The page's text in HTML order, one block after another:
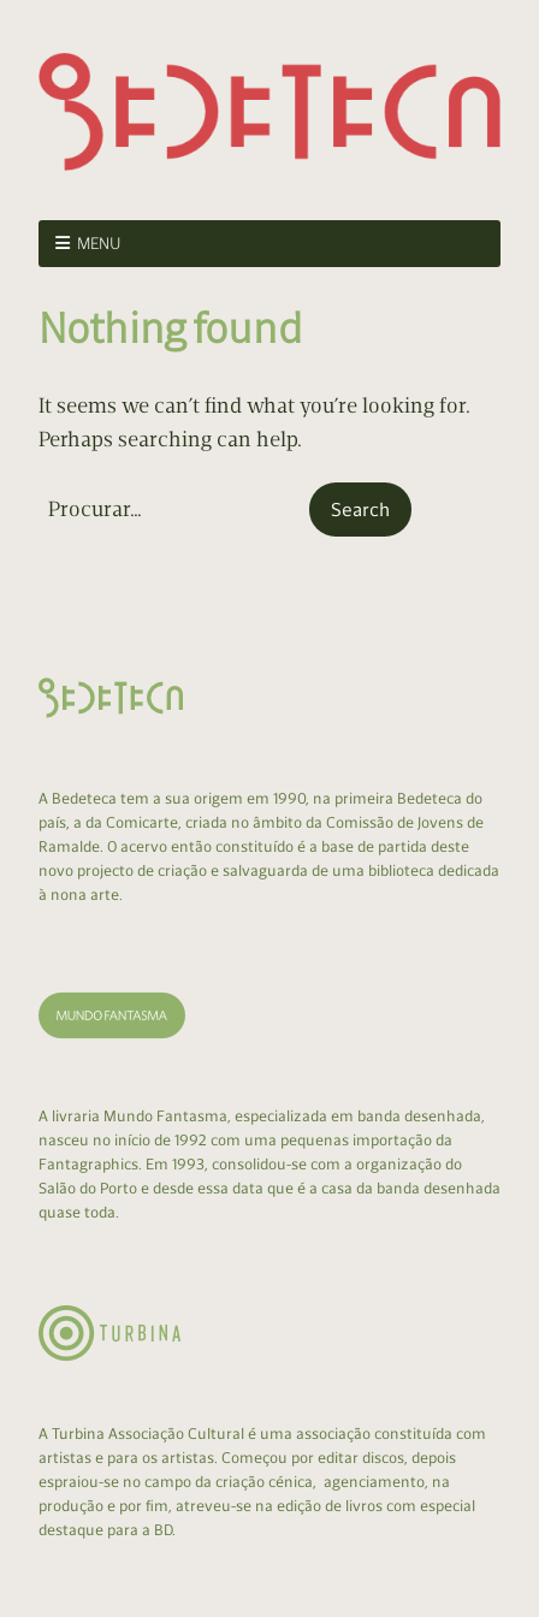
MENU
Nothing found
It seems we can’t find what you’re looking for.
Perhaps searching can help.
A Bedeteca tem a sua origem em 1990, na primeira Bedeteca do
país, a da Comicarte, criada no âmbito da Comissão de Jovens de
Ramalde. O acervo então constituído é a base de partida deste
novo projecto de criação e salvaguarda de uma biblioteca dedicada
à nona arte.
A livraria Mundo Fantasma, especializada em banda desenhada,
nasceu no início de 1992 com uma pequenas importação da
Fantagraphics. Em 1993, consolidou-se com a organização do
Salão do Porto e desde essa data que é a casa da banda desenhada
quase toda.
A Turbina Associação Cultural é uma associação constituída com
artistas e para os artistas. Começou por editar discos, depois
espraiou-se no campo da criação cénica, agenciamento, na
produção e por fim, atreveu-se na edição de livros com especial
destaque para a BD.